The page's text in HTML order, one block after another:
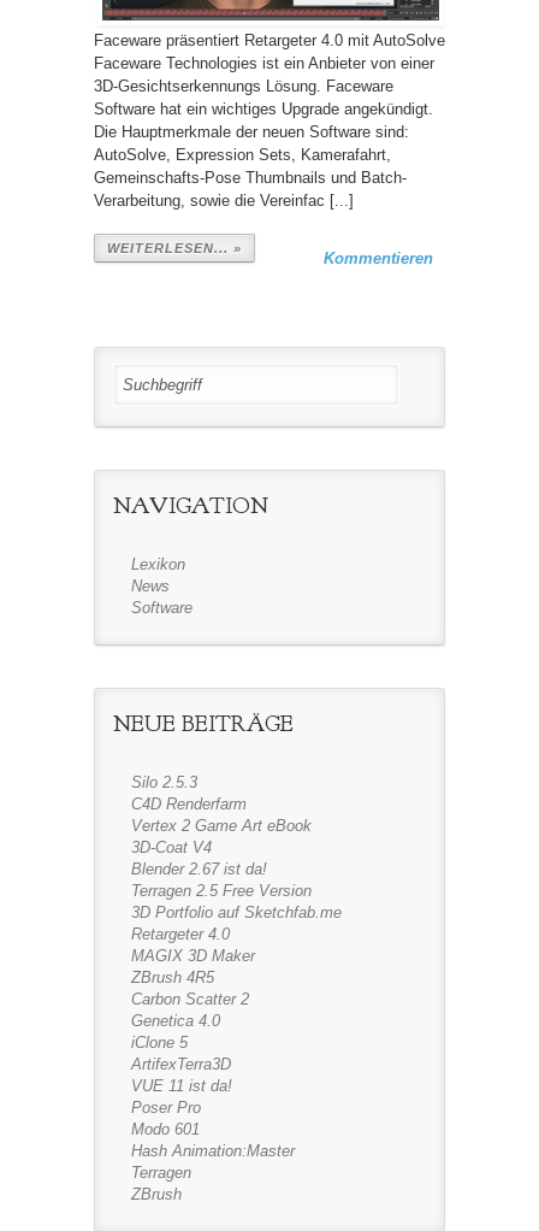
Faceware präsentiert Retargeter 4.0 mit AutoSolve
Faceware Technologies ist ein Anbieter von einer
3D-Gesichtserkennungs Lösung. Faceware
Software hat ein wichtiges Upgrade angekündigt.
Die Hauptmerkmale der neuen Software sind:
AutoSolve, Expression Sets, Kamerafahrt,
Gemeinschafts-Pose Thumbnails und Batch-
Verarbeitung, sowie die Vereinfac [...]
WEITERLESEN... »
Kommentieren
NAVIGATION
Lexikon
News
Software
NEUE BEITRÄGE
Silo 2.5.3
C4D Renderfarm
Vertex 2 Game Art eBook
3D-Coat V4
Blender 2.67 ist da!
Terragen 2.5 Free Version
3D Portfolio auf Sketchfab.me
Retargeter 4.0
MAGIX 3D Maker
ZBrush 4R5
Carbon Scatter 2
Genetica 4.0
iClone 5
ArtifexTerra3D
VUE 11 ist da!
Poser Pro
Modo 601
Hash Animation:Master
Terragen
ZBrush